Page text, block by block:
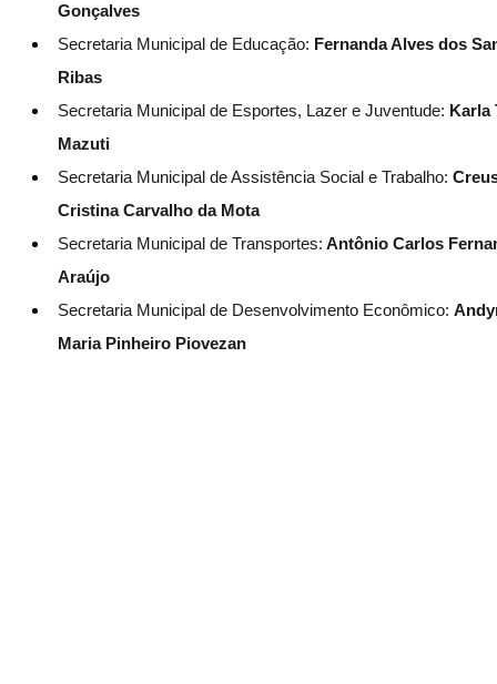
Gonçalves
Secretaria Municipal de Educação: Fernanda Alves dos
Ribas
Secretaria Municipal de Esportes, Lazer e Juventude: Karla
Mazuti
Secretaria Municipal de Assistência Social e Trabalho:
Cristina Carvalho da Mota
Secretaria Municipal de Transportes: Antônio Carlos
Araújo
Secretaria Municipal de Desenvolvimento Econômico:
Maria Pinheiro Piovezan